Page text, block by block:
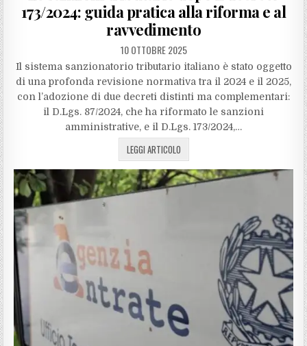
173/2024: guida pratica alla riforma e al
ravvedimento
10 OTTOBRE 2025
Il sistema sanzionatorio tributario italiano è stato oggetto
di una profonda revisione normativa tra il 2024 e il 2025,
con l’adozione di due decreti distinti ma complementari:
il D.Lgs. 87/2024, che ha riformato le sanzioni
amministrative, e il D.Lgs. 173/2024,…
LEGGI ARTICOLO